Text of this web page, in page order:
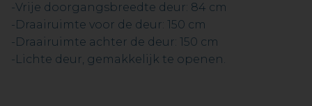
-Vrije doorgangsbreedte deur: 84 cm
-Draairuimte voor de deur: 150 cm
-Draairuimte achter de deur: 150 cm
-Lichte deur, gemakkelijk te openen.